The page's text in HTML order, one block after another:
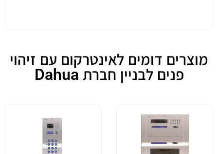
מוצרים דומים לאינטרקום עם זיהוי
פנים לבניין חברת Dahua